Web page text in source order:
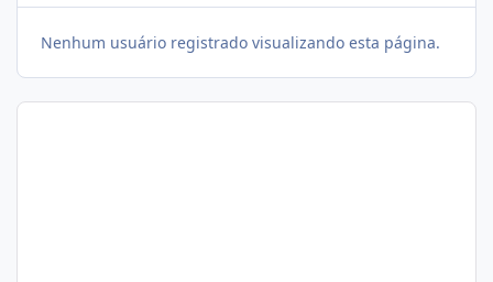
Nenhum usuário registrado visualizando esta página.